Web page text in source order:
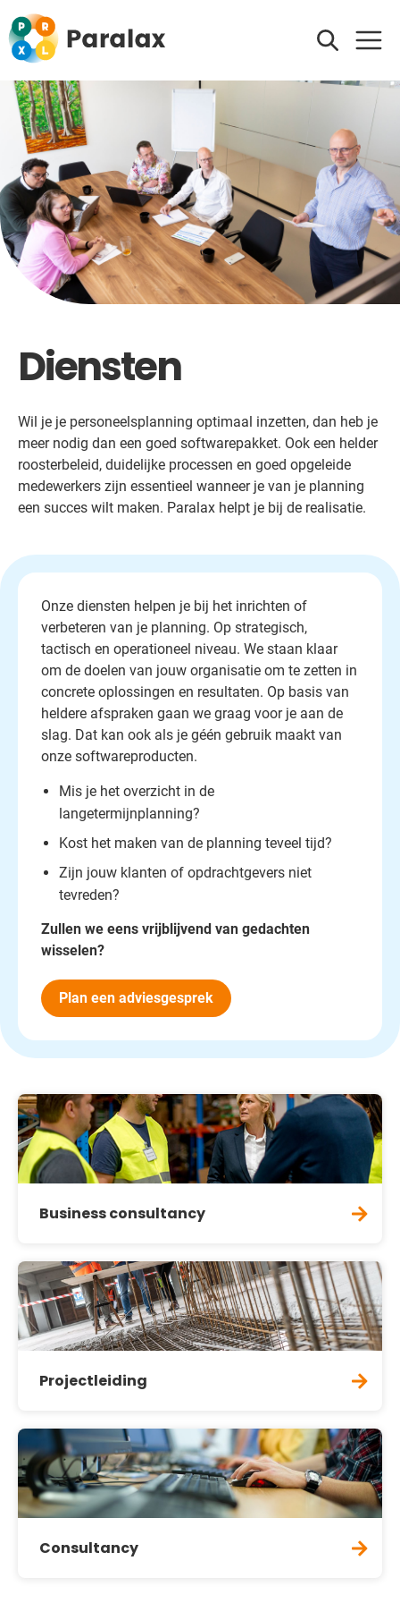
Diensten
Wil je je personeelsplanning optimaal inzetten, dan heb je
meer nodig dan een goed softwarepakket. Ook een helder
roosterbeleid, duidelijke processen en goed opgeleide
medewerkers zijn essentieel wanneer je van je planning
een succes wilt maken. Paralax helpt je bij de realisatie.
Onze diensten helpen je bij het inrichten of
verbeteren van je planning. Op strategisch,
tactisch en operationeel niveau. We staan klaar
om de doelen van jouw organisatie om te zetten in
concrete oplossingen en resultaten. Op basis van
heldere afspraken gaan we graag voor je aan de
slag. Dat kan ook als je géén gebruik maakt van
onze softwareproducten.
Mis je het overzicht in de
langetermijnplanning?
Kost het maken van de planning teveel tijd?
Zijn jouw klanten of opdrachtgevers niet
tevreden?
Zullen we eens vrijblijvend van gedachten
wisselen?
Plan een adviesgesprek
Business consultancy
Projectleiding
Consultancy